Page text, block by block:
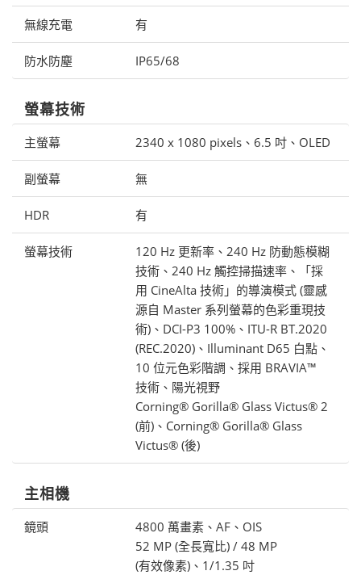
無線充電 有
防水防塵 IP65/68
螢幕技術
主螢幕 2340 x 1080 pixels、6.5 吋、OLED
副螢幕 無
HDR 有
螢幕技術
120 Hz 更新率、240 Hz 防動態模糊
技術、240 Hz 觸控掃描速率、「採
用 CineAlta 技術」的導演模式 (靈感
源自 Master 系列螢幕的色彩重現技
術)、DCI-P3 100%、ITU-R BT.2020
(REC.2020)、Illuminant D65 白點、
10 位元色彩階調、採用 BRAVIA™
技術、陽光視野
Corning® Gorilla® Glass Victus® 2
(前)、Corning® Gorilla® Glass
Victus® (後)
主相機
鏡頭
4800 萬畫素、AF、OIS
52 MP (全長寬比) / 48 MP
(有效像素)、1/1.35 吋